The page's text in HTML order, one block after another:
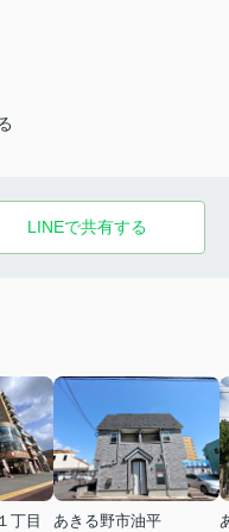
LINEで共有する
丁目
あきる野市油平